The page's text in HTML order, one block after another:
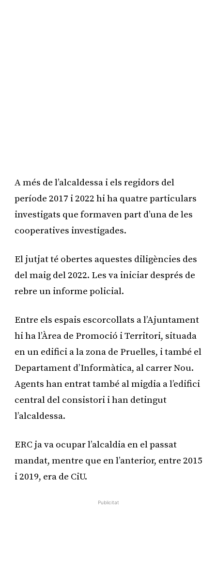
A més de l’alcaldessa i els regidors del
període 2017 i 2022 hi ha quatre particulars
investigats que formaven part d’una de les
cooperatives investigades.
El jutjat té obertes aquestes diligències des
del maig del 2022. Les va iniciar després de
rebre un informe policial.
Entre els espais escorcollats a l’Ajuntament
hi ha l’Àrea de Promoció i Territori, situada
en un edifici a la zona de Pruelles, i també el
Departament d’Informàtica, al carrer Nou.
Agents han entrat també al migdia a l’edifici
central del consistori i han detingut
l’alcaldessa.
ERC ja va ocupar l’alcaldia en el passat
mandat, mentre que en l’anterior, entre 2015
i 2019, era de CiU.
Publicitat